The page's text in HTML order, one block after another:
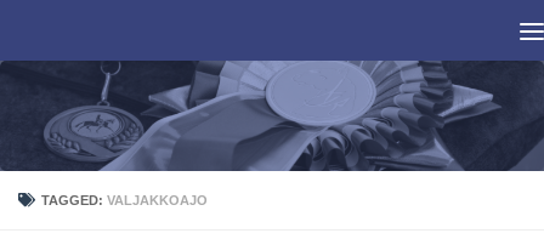
TAGGED:VALJAKKOAJO